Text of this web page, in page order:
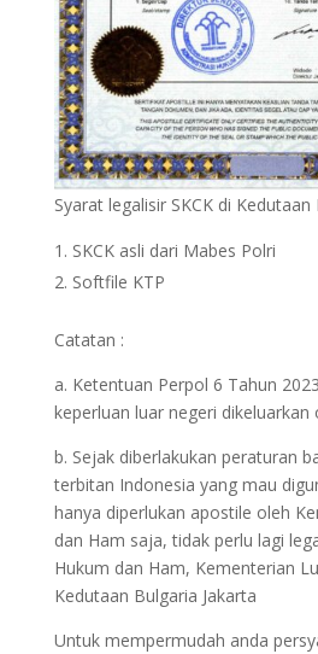
Syarat legalisir SKCK di Kedutaan
SKCK asli dari Mabes Polri
Softfile KTP
Catatan :
a. Ketentuan Perpol 6 Tahun
keperluan luar negeri dikeluarkan
b. Sejak diberlakukan peraturan
terbitan Indonesia yang mau
hanya diperlukan apostile oleh
dan Ham saja, tidak perlu lagi
Hukum dan Ham, Kementerian
Kedutaan Bulgaria Jakarta
Untuk mempermudah anda